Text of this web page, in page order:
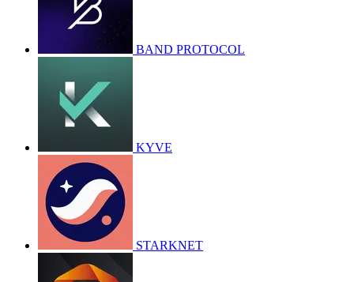
BAND PROTOCOL
KYVE
STARKNET